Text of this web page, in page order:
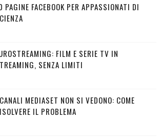
PAGINE FACEBOOK PER APPASSIONATI DI
FILM E SERIE TV IN
SENZA LIMITI
MEDIASET NON SI VEDONO: COME
IL PROBLEMA